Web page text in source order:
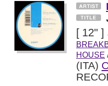
[ 12" ]
HOUSE
(ITA)